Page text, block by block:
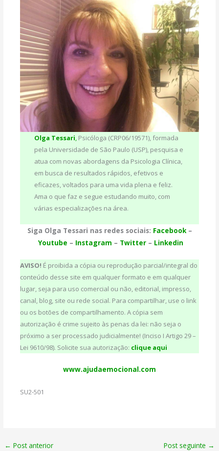
Olga Tessari, Psicóloga (CRP06/19571), formada
pela Universidade de São Paulo (USP), pesquisa e
atua com novas abordagens da Psicologia Clínica,
em busca de resultados rápidos, efetivos e
eficazes, voltados para uma vida plena e feliz.
Ama o que faz e segue estudando muito, com
várias especializações na área.
Siga Olga Tessari nas redes sociais: Facebook–
Youtube – Instagram – Twitter– Linkedin
AVISO! É proibida a cópia ou reprodução parcial/integral do
conteúdo desse site em qualquer formato e em qualquer
lugar, seja para uso comercial ou não, editorial, impresso,
canal, blog, site ou rede social. Para compartilhar, use o link
ou os botões de compartilhamento. A cópia sem
autorização é crime sujeito às penas da lei: não seja o
próximo a ser processado judicialmente! (Inciso I Artigo 29 –
Lei 9610/98). Solicite sua autorização: clique aqui
www.ajudaemocional.com
SU2-501
← Post anterior Post seguinte →